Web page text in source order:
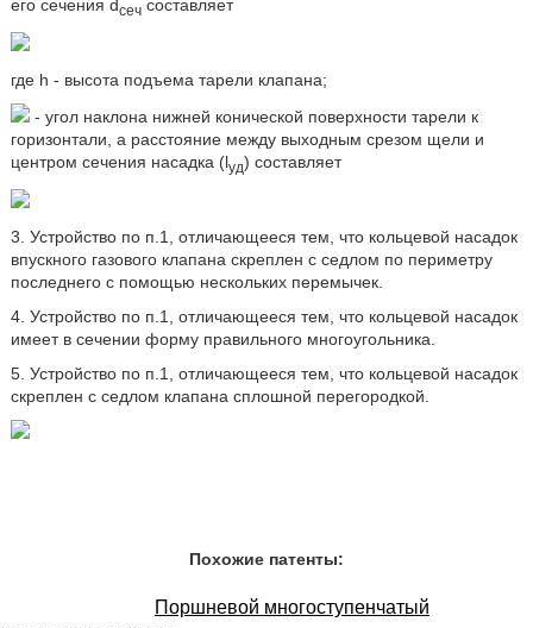
его сечения dсечсоставляет
где h - высота подъема тарели клапана;
- угол наклона нижней конической поверхности тарели к
горизонтали, а расстояние между выходным срезом щели и
центром сечения насадка (lуд) составляет
3. Устройство по п.1, отличающееся тем, что кольцевой насадок
впускного газового клапана скреплен с седлом по периметру
последнего с помощью нескольких перемычек.
4. Устройство по п.1, отличающееся тем, что кольцевой насадок
имеет в сечении форму правильного многоугольника.
5. Устройство по п.1, отличающееся тем, что кольцевой насадок
скреплен с седлом клапана сплошной перегородкой.
Похожие патенты:
Поршневой многоступенчатый